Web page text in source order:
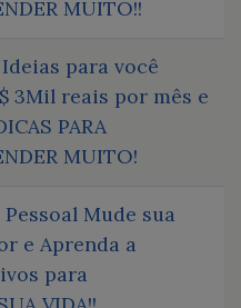
MUITO!!
para você
3Mil reais por mês e
PARA
MUITO!
Mude sua
e Aprenda a
para